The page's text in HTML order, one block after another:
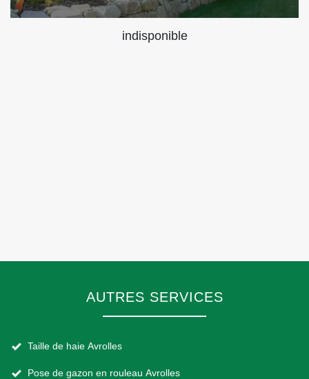
indisponible
AUTRES SERVICES
Taille de haie Avrolles
Pose de gazon en rouleau Avrolles